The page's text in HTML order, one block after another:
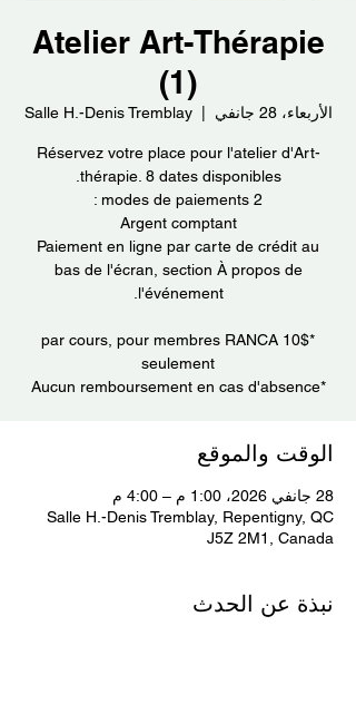
Atelier Art-Thérapie
(1)
الأربعاء، 28 جانفي
  |
Salle H.-Denis Tremblay
Réservez votre place pour l'atelier d'Art-
Paiement en ligne par carte de crédit au
bas de l'écran, section À propos de
*10$ par cours, pour membres RANCA
*Aucun remboursement en cas d'absence
الوقت والموقع
28 جانفي 2026، 1:00 م – 4:00 م
Salle H.-Denis Tremblay, Repentigny, QC
J5Z 2M1, Canada
نبذة عن الحدث